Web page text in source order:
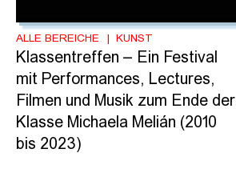
ALLE BEREICHE KUNST
Klassentreffen – Ein Festival
mit Performances, Lectures,
Filmen und Musik zum Ende der
Klasse Michaela Melián (2010
bis 2023)